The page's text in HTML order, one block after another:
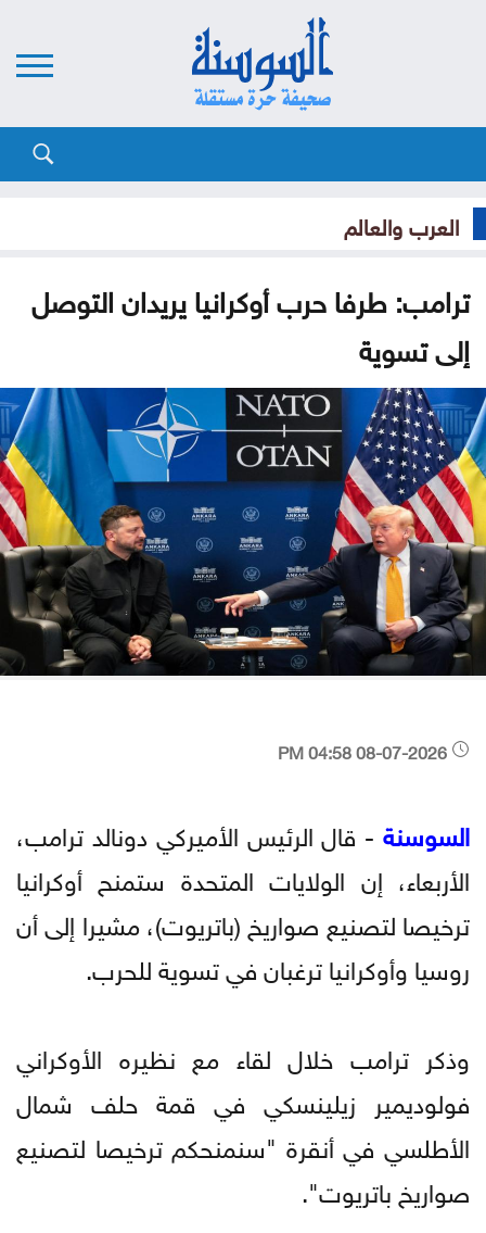
العرب والعالم
ترامب: طرفا حرب أوكرانيا يريدان التوصل
إلى تسوية
السوسنة - قال الرئيس الأميركي دونالد ترامب،
الأربعاء، إن الولايات المتحدة ستمنح أوكرانيا
ترخيصا لتصنيع صواريخ (باتريوت)، مشيرا إلى أن
روسيا وأوكرانيا ترغبان في تسوية للحرب.
وذكر ترامب خلال لقاء مع نظيره الأوكراني
فولوديمير زيلينسكي في قمة حلف شمال
الأطلسي في أنقرة "سنمنحكم ترخيصا لتصنيع
صواريخ باتريوت".